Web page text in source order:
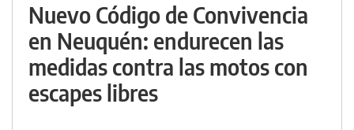
Nuevo Código de Convivencia
en Neuquén: endurecen las
medidas contra las motos con
escapes libres